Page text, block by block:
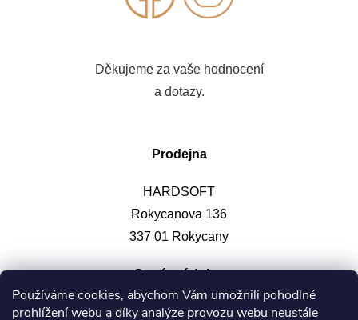
Používáme cookies, abychom Vám umožnili pohodlné
prohlížení webu a díky analýze provozu webu neustále
Děkujeme za vaše hodnocení
a dotazy.
Prodejna
HARDSOFT
Rokycanova 136
337 01 Rokycany
Otevírací doba: